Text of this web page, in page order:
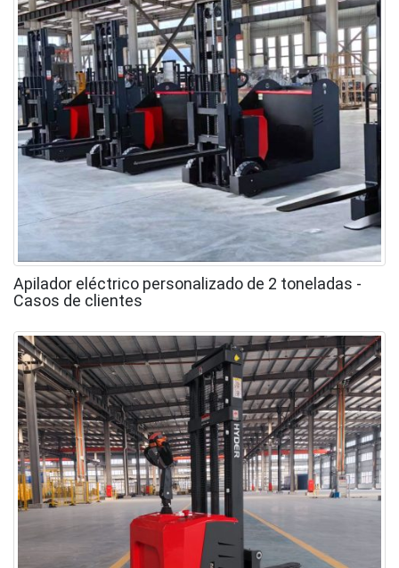
Apilador eléctrico personalizado de 2 toneladas -
Casos de clientes